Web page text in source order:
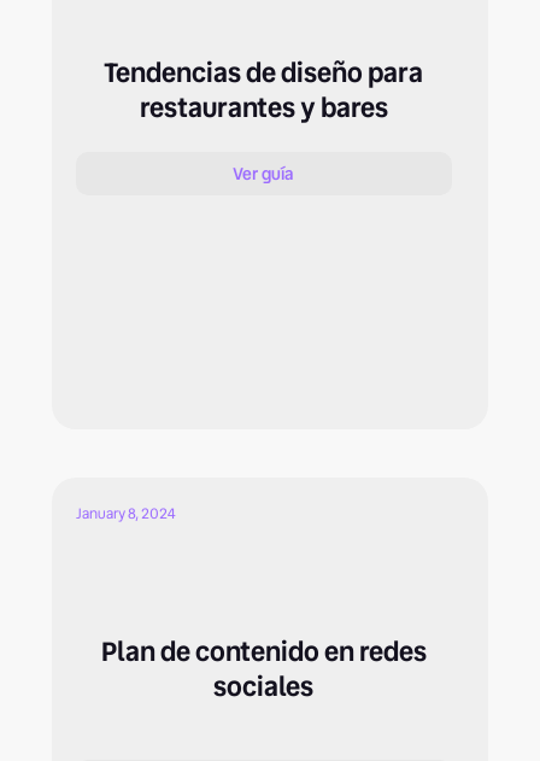
Tendencias de diseño para
restaurantes y bares
Ver guía
January 8, 2024
Plan de contenido en redes
sociales